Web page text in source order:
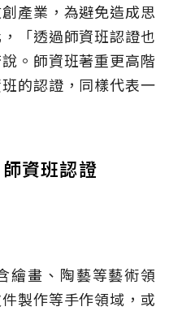
產業，為避免造成思
「透過師資班認證也
。師資班著重更高階
的認證，同樣代表一
資班認證
繪畫、陶藝等藝術領
製作等手作領域，或